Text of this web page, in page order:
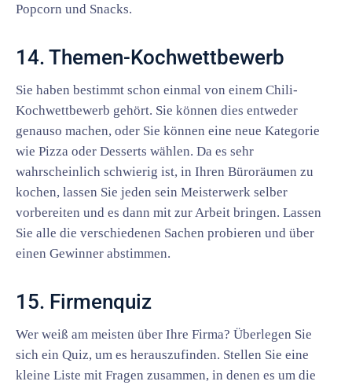
Popcorn und Snacks.
14. Themen-Kochwettbewerb
Sie haben bestimmt schon einmal von einem Chili-
Kochwettbewerb gehört. Sie können dies entweder
genauso machen, oder Sie können eine neue Kategorie
wie Pizza oder Desserts wählen. Da es sehr
wahrscheinlich schwierig ist, in Ihren Büroräumen zu
kochen, lassen Sie jeden sein Meisterwerk selber
vorbereiten und es dann mit zur Arbeit bringen. Lassen
Sie alle die verschiedenen Sachen probieren und über
einen Gewinner abstimmen.
15. Firmenquiz
Wer weiß am meisten über Ihre Firma? Überlegen Sie
sich ein Quiz, um es herauszufinden. Stellen Sie eine
kleine Liste mit Fragen zusammen, in denen es um die